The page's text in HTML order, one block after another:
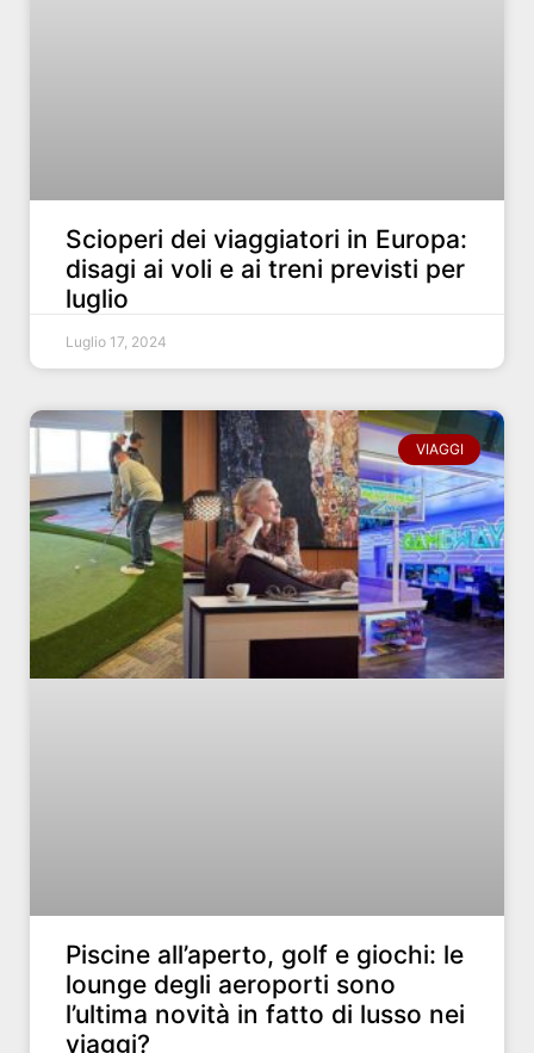
Scioperi dei viaggiatori in Europa:
disagi ai voli e ai treni previsti per
luglio
Luglio 17, 2024
VIAGGI
Piscine all’aperto, golf e giochi: le
lounge degli aeroporti sono
l’ultima novità in fatto di lusso nei
viaggi?